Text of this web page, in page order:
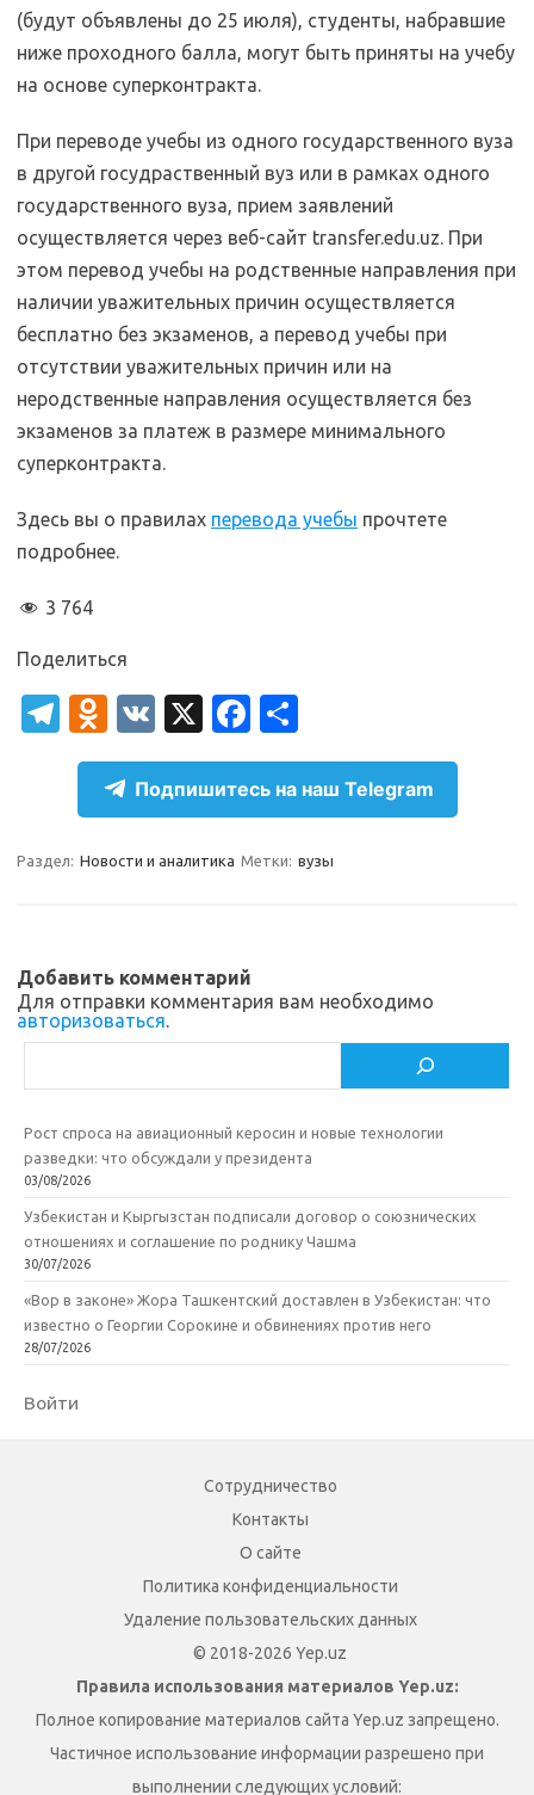
(будут объявлены до 25 июля), студенты, набравшие
ниже проходного балла, могут быть приняты на учебу
на основе суперконтракта.
При переводе учебы из одного государственного вуза
в другой госудраственный вуз или в рамках одного
государственного вуза, прием заявлений
осуществляется через веб-сайт transfer.edu.uz. При
этом перевод учебы на родственные направления при
наличии уважительных причин осуществляется
бесплатно без экзаменов, а перевод учебы при
отсутствии уважительных причин или на
неродственные направления осуществляется без
экзаменов за платеж в размере минимального
суперконтракта.
Здесь вы о правилах перевода учебы прочтете
подробнее.
3 764
Поделиться
T
el
gr
a
O
d
n
o
kl
ik
i
V
K
X
Fa
c
e
b
o
т
п
р
а
ь
Подпишитесь на наш Telegram
Раздел: Новости и аналитика Метки: вузы
Добавить комментарий
Для отправки комментария вам необходимо
авторизоваться.
Рост спроса на авиационный керосин и новые технологии
разведки: что обсуждали у президента
03/08/2026
Узбекистан и Кыргызстан подписали договор о союзнических
отношениях и соглашение по роднику Чашма
30/07/2026
«Вор в законе» Жора Ташкентский доставлен в Узбекистан: что
известно о Георгии Сорокине и обвинениях против него
28/07/2026
Войти
Сотрудничество
Контакты
О сайте
Политика конфиденциальности
Удаление пользовательских данных
© 2018-2026 Yep.uz
Правила использования материалов Yep.uz:
Полное копирование материалов сайта Yep.uz запрещено.
Частичное использование информации разрешено при
выполнении следующих условий: